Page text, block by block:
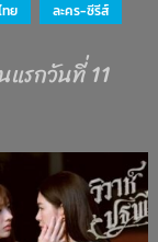
ทย
ละคร-ซีรีส์
แรกวันที่ 11